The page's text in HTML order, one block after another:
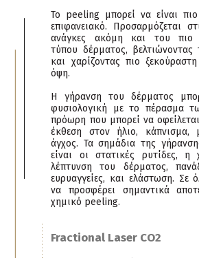
Το peeling μπορεί να είναι
επιφανειακό. Προσαρμόζεται
ανάγκες ακόμη και του πιο
τύπου δέρματος,
και χαρίζοντας πιο
όψη.
Η γήρανση του δέρματος
φυσιολογική με το πέρασμα
πρόωρη που μπορεί να
έκθεση στον ήλιο, κάπνισμα,
άγχος. Τα σημάδια της
είναι οι στατικές ρυτίδες,
λέπτυνση του δέρματος,
ευρυαγγείες, και ελάστωση. Σε
να προσφέρει σημαντικά
χημικό peeling.
Fractional Laser CO2